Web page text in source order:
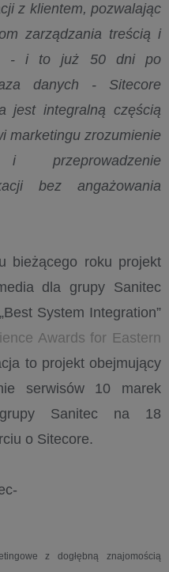
z klientem, pozwalając
zarządzania treścią i
- i to już 50 dni po
danych - Sitecore
jest integralną częścią
marketingu zrozumienie
przeprowadzenie
bez angażowania
bieżącego roku projekt
dla grupy Sanitec
System Integration”
Awards for Eastern
to projekt obejmujący
serwisów 10 marek
Sanitec na 18
o Sitecore.
z dogłębną znajomością